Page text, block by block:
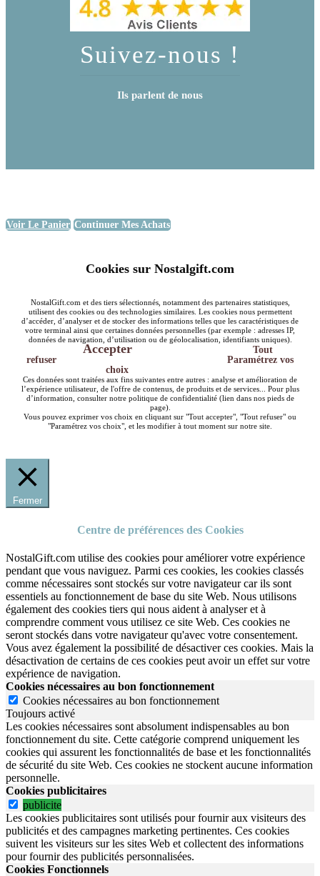
Suivez-nous !
Ils parlent de nous
Voir Le Panier Continuer Mes Achats
Cookies sur Nostalgift.com
NostalGift.com et des tiers sélectionnés, notamment des partenaires statistiques,
utilisent des cookies ou des technologies similaires. Les cookies nous permettent
d’accéder, d’analyser et de stocker des informations telles que les caractéristiques de
votre terminal ainsi que certaines données personnelles (par exemple : adresses IP,
données de navigation, d’utilisation ou de géolocalisation, identifiants uniques).
Accepter
Tout
refuser
Paramétrez vos
choix
Ces données sont traitées aux fins suivantes entre autres : analyse et amélioration de
l’expérience utilisateur, de l'offre de contenus, de produits et de services... Pour plus
d’information, consulter notre politique de confidentialité (lien dans nos pieds de
page).
Vous pouvez exprimer vos choix en cliquant sur "Tout accepter", "Tout refuser" ou
"Paramétrez vos choix", et les modifier à tout moment sur notre site.
Fermer
Centre de préférences des Cookies
NostalGift.com utilise des cookies pour améliorer votre expérience
pendant que vous naviguez. Parmi ces cookies, les cookies classés
comme nécessaires sont stockés sur votre navigateur car ils sont
essentiels au fonctionnement de base du site Web. Nous utilisons
également des cookies tiers qui nous aident à analyser et à
comprendre comment vous utilisez ce site Web. Ces cookies ne
seront stockés dans votre navigateur qu'avec votre consentement.
Vous avez également la possibilité de désactiver ces cookies. Mais la
désactivation de certains de ces cookies peut avoir un effet sur votre
expérience de navigation.
Cookies nécessaires au bon fonctionnement
Cookies nécessaires au bon fonctionnement
Toujours activé
Les cookies nécessaires sont absolument indispensables au bon
fonctionnement du site. Cette catégorie comprend uniquement les
cookies qui assurent les fonctionnalités de base et les fonctionnalités
de sécurité du site Web. Ces cookies ne stockent aucune information
personnelle.
Cookies publicitaires
publicite
Les cookies publicitaires sont utilisés pour fournir aux visiteurs des
publicités et des campagnes marketing pertinentes. Ces cookies
suivent les visiteurs sur les sites Web et collectent des informations
pour fournir des publicités personnalisées.
Cookies Fonctionnels